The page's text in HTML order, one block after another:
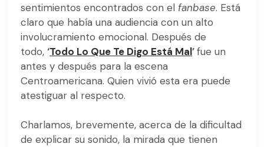
sentimientos encontrados con el fanbase. Está
claro que había una audiencia con un alto
involucramiento emocional. Después de
todo, ‘Todo Lo Que Te Digo Está Mal’fue un
antes y después para la escena
Centroamericana. Quien vivió esta era puede
atestiguar al respecto.
Charlamos, brevemente, acerca de la dificultad
de explicar su sonido, la mirada que tienen